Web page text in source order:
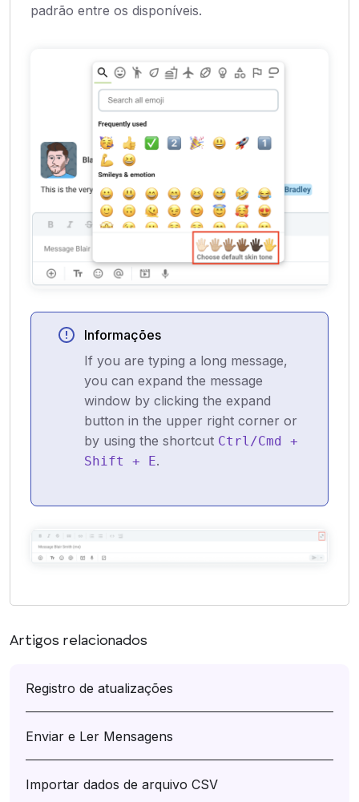
padrão entre os disponíveis.
Informações
If you are typing a long message,
you can expand the message
window by clicking the expand
button in the upper right corner or
by using the shortcut Ctrl/Cmd +
Shift + E.
Artigos relacionados
Registro de atualizações
Enviar e Ler Mensagens
Importar dados de arquivo CSV